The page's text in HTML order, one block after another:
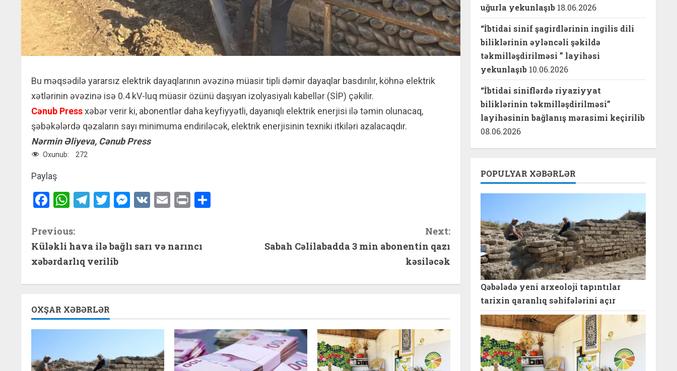
Bu məqsədilə yararsız elektrik dayaqlarının əvəzinə müasir tipli dəmir dayaqlar basdırılır, köhnə elektrik
xətlərinin əvəzinə isə 0.4 kV-luq müasir özünü daşıyan izolyasiyalı kabellər (SİP) çəkilir.
Cənub Pressxəbər verir ki, abonentlər daha keyfiyyətli, dayanıqlı elektrik enerjisi ilə təmin olunacaq,
şəbəkələrdə qəzaların sayı minimuma endiriləcək, elektrik enerjisinin texniki itkiləri azalacaqdır.
Nərmin Əliyeva, Cənub Press
Oxunub: 272
Paylaş
Facebook
WhatsApp
Telegram
Twitter
Messenger
VK Email
Print
C
o
i
u
Previous:
Küləkli hava ilə bağlı sarı və narıncı
xəbərdarlıq verilib
Next:
Sabah Cəlilabadda 3 min abonentin qazı
kəsiləcək
OXŞAR XƏBƏRLƏR
uğurla yekunlaşıb 18.06.2026
“İbtidai sinif şagirdlərinin ingilis dili
biliklərinin əyləncəli şəkildə
təkmilləşdirilməsi ” layihəsi
yekunlaşıb 10.06.2026
“İbtidai siniflərdə riyaziyyat
biliklərinin təkmilləşdirilməsi”
layihəsinin bağlanış mərasimi keçirilib
08.06.2026
POPULYAR XƏBƏRLƏR
Qəbələdə yeni arxeoloji tapıntılar
tarixin qaranlıq səhifələrini açır